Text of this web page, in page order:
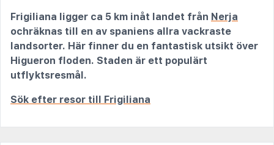
Frigiliana ligger ca 5 km inåt landet från Nerja
ochräknas till en av spaniens allra vackraste
landsorter. Här finner du en fantastisk utsikt över
Higueron floden. Staden är ett populärt
utflyktsresmål.
Sök efter resor till Frigiliana